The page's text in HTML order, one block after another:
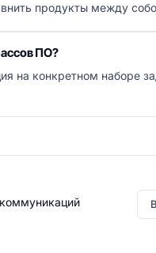
продукты между
ПО?
на конкретном наборе